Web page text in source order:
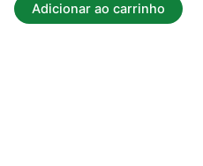
Adicionar ao carrinho